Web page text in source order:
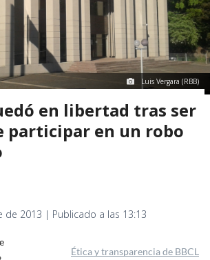
Luis Vergara (RBB)
en libertad tras ser
participar en un robo
de 2013 | Publicado a las 13:13
Ética y transparencia de BBCL